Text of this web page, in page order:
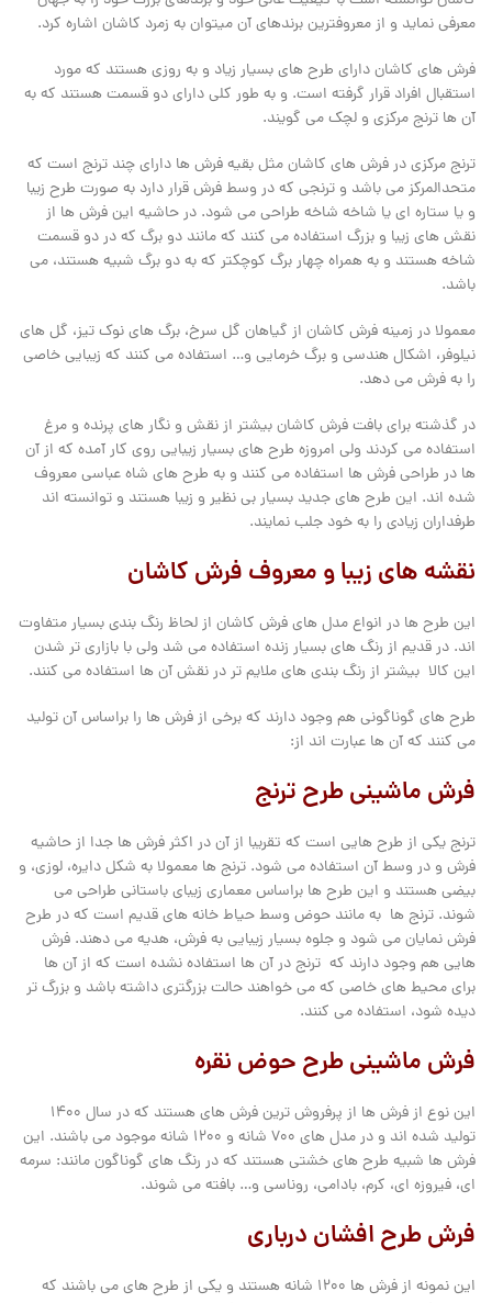
معرفی نماید و از معروفترین برندهای آن میتوان به زمرد کاشان اشاره کرد.
فرش های کاشان دارای طرح های بسیار زیاد و به روزی هستند که مورد
استقبال افراد قرار گرفته است. و به طور کلی دارای دو قسمت هستند که به
آن ها ترنج مرکزی و لچک می گویند.
ترنج مرکزی در فرش های کاشان مثل بقیه فرش ها دارای چند ترنج است که
متحدالمرکز می باشد و ترنجی که در وسط فرش قرار دارد به صورت طرح زیبا
و یا ستاره ای یا شاخه شاخه طراحی می شود. در حاشیه این فرش ها از
نقش های زیبا و بزرگ استفاده می کنند که مانند دو برگ که در دو قسمت
شاخه هستند و به همراه چهار برگ کوچکتر که به دو برگ شبیه هستند، می
باشد.
معمولا در زمینه فرش کاشان از گیاهان گل سرخ، برگ های نوک تیز، گل های
نیلوفر، اشکال هندسی و برگ خرمایی و… استفاده می کنند که زیبایی خاصی
را به فرش می دهد.
در گذشته برای بافت فرش کاشان بیشتر از نقش و نگار های پرنده و مرغ
استفاده می کردند ولی امروزه طرح های بسیار زیبایی روی کار آمده که از آن
ها در طراحی فرش ها استفاده می کنند و به طرح های شاه عباسی معروف
شده اند. این طرح های جدید بسیار بی نظیر و زیبا هستند و توانسته اند
طرفداران زیادی را به خود جلب نمایند.
نقشه های زیبا و معروف فرش کاشان
این طرح ها در انواع مدل های فرش کاشان از لحاظ رنگ بندی بسیار متفاوت
اند. در قدیم از رنگ های بسیار زنده استفاده می شد ولی با بازاری تر شدن
این کالا بیشتر از رنگ بندی های ملایم تر در نقش آن ها استفاده می کنند.
طرح های گوناگونی هم وجود دارند که برخی از فرش ها را براساس آن تولید
می کنند که آن ها عبارت اند از:
فرش ماشینی طرح ترنج
ترنج یکی از طرح هایی است که تقریبا از آن در اکثر فرش ها جدا از حاشیه
فرش و در وسط آن استفاده می شود. ترنج ها معمولا به شکل دایره، لوزی، و
بیضی هستند و این طرح ها براساس معماری زیبای باستانی طراحی می
شوند. ترنج ها به مانند حوض وسط حیاط خانه های قدیم است که در طرح
فرش نمایان می شود و جلوه بسیار زیبایی به فرش، هدیه می دهند. فرش
هایی هم وجود دارند که ترنج در آن ها استفاده نشده است که از آن ها
برای محیط های خاصی که می خواهند حالت بزرگتری داشته باشد و بزرگ تر
دیده شود، استفاده می کنند.
فرش ماشینی طرح حوض نقره
این نوع از فرش ها از پرفروش ترین فرش های هستند که در سال 1400
تولید شده اند و در مدل های 700 شانه و 1200 شانه موجود می باشند. این
فرش ها شبیه طرح های خشتی هستند که در رنگ های گوناگون مانند: سرمه
ای، فیروزه ای، کرم، بادامی، روناسی و… بافته می شوند.
فرش طرح افشان درباری
این نمونه از فرش ها 1200 شانه هستند و یکی از طرح های می باشند که